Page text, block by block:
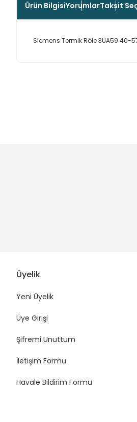
Ürün BilgisiYorumlarTaksit
Siemens Termik Röle 3UA59 40-
Üyelik
Yeni Üyelik
Üye Girişi
Şifremi Unuttum
İletişim Formu
Havale Bildirim Formu